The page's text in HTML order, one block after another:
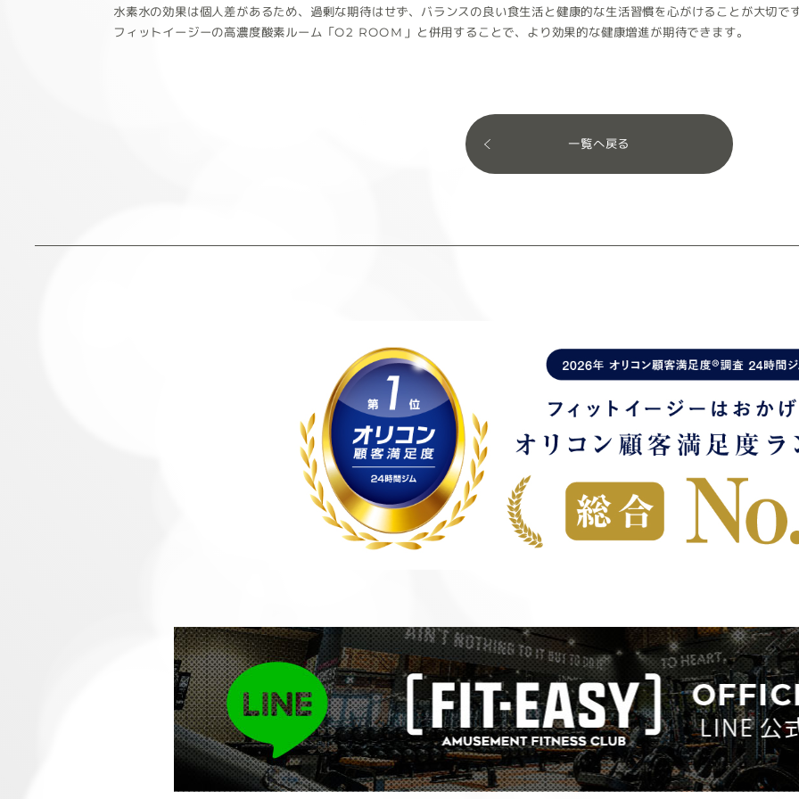
水素水の効果は個人差があるため、過剰な期待はせず、バランスの良い食生活と健康的な生活習慣を心がけることが大切で
フィットイージーの高濃度酸素ルーム「O2 ROOM」と併用することで、より効果的な健康増進が期待できます。
一覧へ戻る